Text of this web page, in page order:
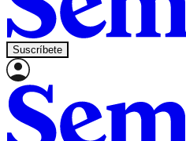
Suscríbete